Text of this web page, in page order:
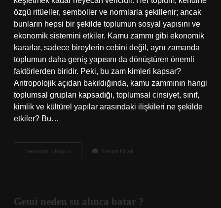
özgü ritüeller, semboller ve normlarla şekillenir; ancak
bunların hepsi bir şekilde toplumun sosyal yapısını ve
ekonomik sistemini etkiler. Kamu zammı gibi ekonomik
kararlar, sadece bireylerin cebini değil, aynı zamanda
toplumun daha geniş yapısını da dönüştüren önemli
faktörlerden biridir. Peki, bu zam kimleri kapsar?
Antropolojik açıdan bakıldığında, kamu zammının hangi
toplumsal grupları kapsadığı, toplumsal cinsiyet, sınıf,
kimlik ve kültürel yapılar arasındaki ilişkileri ne şekilde
etkiler? Bu…
Devamını okuyun
zammi
Yorum Bırak
Gemi neden su alınca batar ?